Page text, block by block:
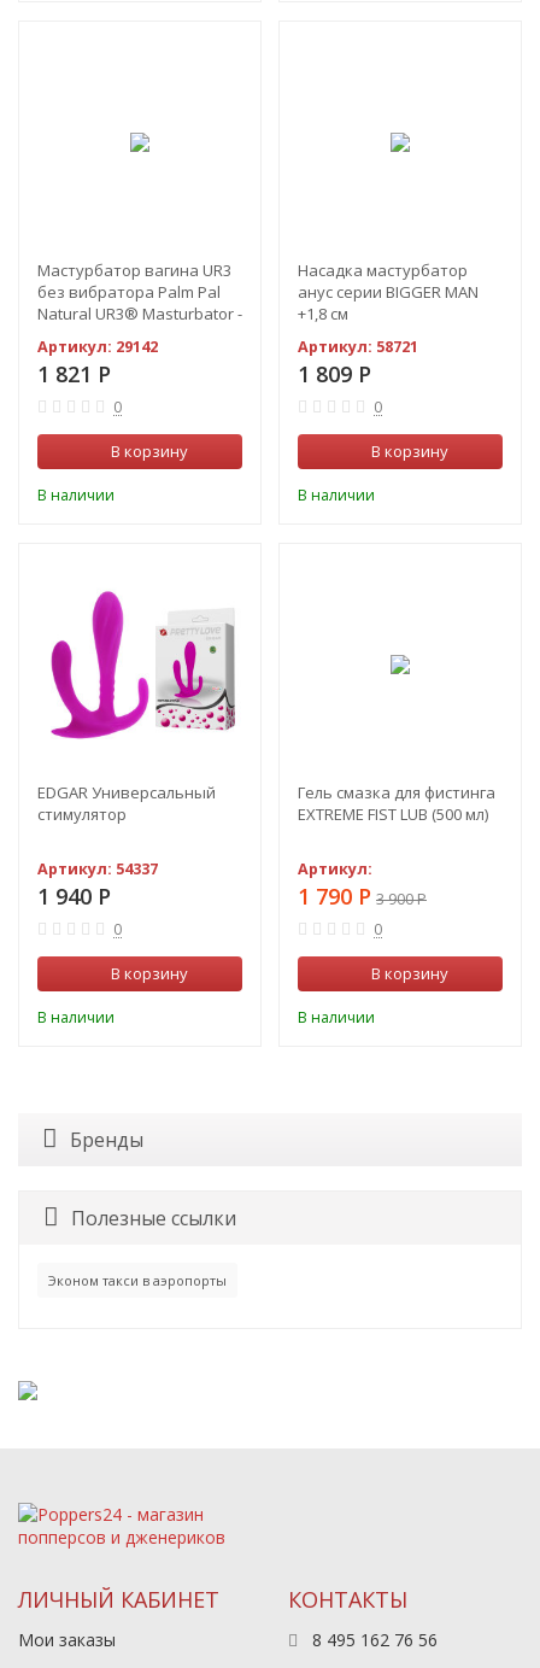
Мастурбатор вагина UR3
без вибратора Palm Pal
Natural UR3® Masturbator -
Артикул: 29142
1 821 Р
0
В корзину
В наличии
Насадка мастурбатор
анус серии BIGGER MAN
+1,8 см
Артикул: 58721
1 809 Р
0
В корзину
В наличии
EDGAR Универсальный
стимулятор
Артикул: 54337
1 940 Р
0
В корзину
В наличии
Гель смазка для фистинга
EXTREME FIST LUB (500 мл)
Артикул:
1 790 Р 3 900Р
0
В корзину
В наличии
Бренды
Полезные ссылки
Эконом такси в аэропорты
ЛИЧНЫЙ КАБИНЕТ
Мои заказы
КОНТАКТЫ
8 495 162 76 56